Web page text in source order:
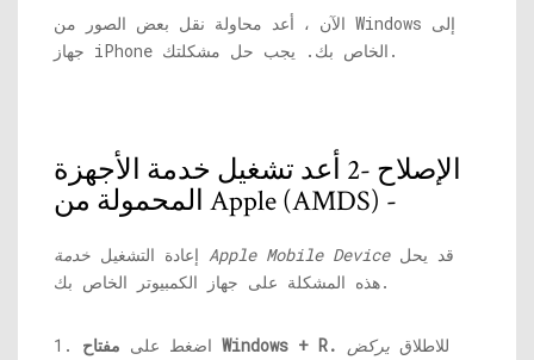
الآن ، أعد محاولة نقل بعض الصور من Windows إلى
جهاز iPhone الخاص بك. يجب حل مشكلتك.
الإصلاح -2 أعد تشغيل خدمة الأجهزة
المحمولة من Apple (AMDS) -
إعادة التشغيل خدمة Apple Mobile Deviceقد يحل
هذه المشكلة على جهاز الكمبيوتر الخاص بك.
1. اضغط على مفتاح Windows + R. للاطلاق يركض